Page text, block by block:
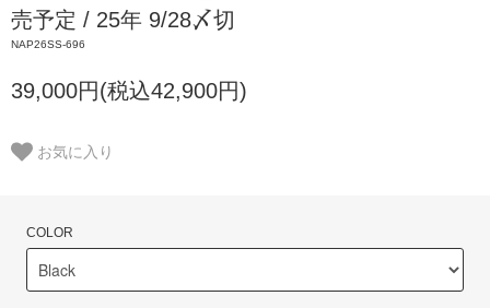
売予定 / 25年 9/28〆切
NAP26SS-696
39,000円(税込42,900円)
お気に入り
COLOR